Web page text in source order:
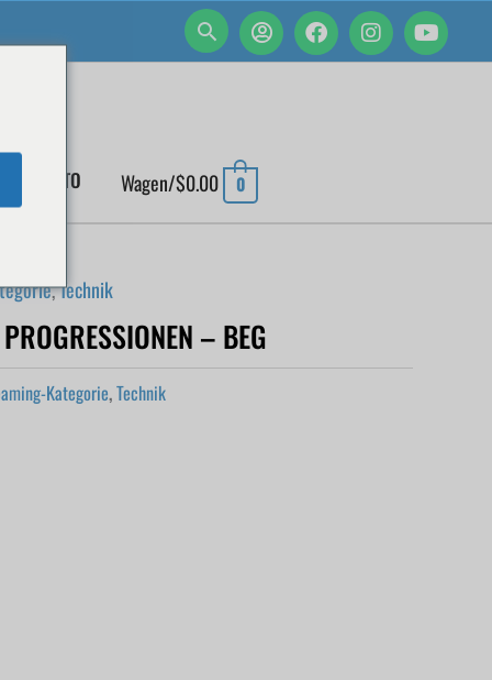
KONTO Wagen/$0.00 0
,Technik
– BEG
Kategorie,Technik